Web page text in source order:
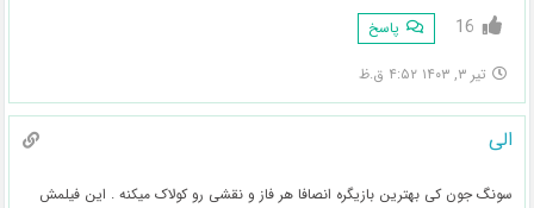
16 پاسخ
تیر ۳, ۱۴۰۳ ۴:۵۲ ق.ظ
الی
سونگ جون کی بهترین بازیگره انصافا هر فاز و نقشی رو کولاک میکنه . این فیلمش